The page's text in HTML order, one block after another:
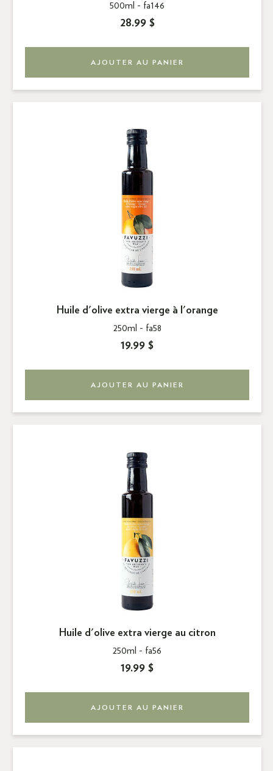
500ml - fa146
28.99 $
AJOUTER AU PANIER
Huile d'olive extra vierge à l'orange
250ml - fa58
19.99 $
AJOUTER AU PANIER
Huile d'olive extra vierge au citron
250ml - fa56
19.99 $
AJOUTER AU PANIER